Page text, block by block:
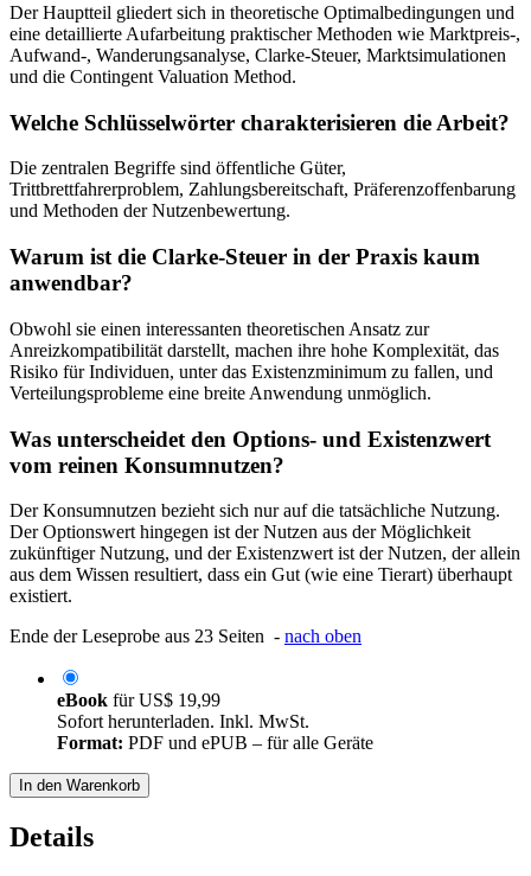
Der Hauptteil gliedert sich in theoretische Optimalbedingungen und
eine detaillierte Aufarbeitung praktischer Methoden wie Marktpreis-,
Aufwand-, Wanderungsanalyse, Clarke-Steuer, Marktsimulationen
und die Contingent Valuation Method.
Welche Schlüsselwörter charakterisieren die Arbeit?
Die zentralen Begriffe sind öffentliche Güter,
Trittbrettfahrerproblem, Zahlungsbereitschaft, Präferenzoffenbarung
und Methoden der Nutzenbewertung.
Warum ist die Clarke-Steuer in der Praxis kaum
anwendbar?
Obwohl sie einen interessanten theoretischen Ansatz zur
Anreizkompatibilität darstellt, machen ihre hohe Komplexität, das
Risiko für Individuen, unter das Existenzminimum zu fallen, und
Verteilungsprobleme eine breite Anwendung unmöglich.
Was unterscheidet den Options- und Existenzwert
vom reinen Konsumnutzen?
Der Konsumnutzen bezieht sich nur auf die tatsächliche Nutzung.
Der Optionswert hingegen ist der Nutzen aus der Möglichkeit
zukünftiger Nutzung, und der Existenzwert ist der Nutzen, der allein
aus dem Wissen resultiert, dass ein Gut (wie eine Tierart) überhaupt
existiert.
Ende der Leseprobe aus 23 Seiten - nach oben
eBook fürUS$ 19,99
Sofort herunterladen. Inkl. MwSt.
Format: PDF und ePUB – für alle Geräte
In den Warenkorb
Details